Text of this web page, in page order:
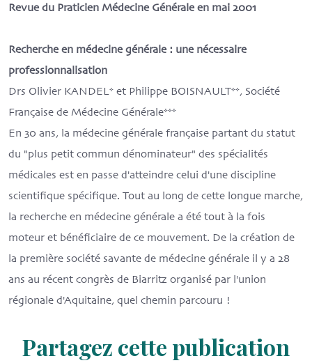
Revue du Praticien Médecine Générale en mai 2001
Recherche en médecine générale : une nécessaire
professionnalisation
Drs Olivier KANDEL* et Philippe BOISNAULT**, Société
Française de Médecine Générale***
En 30 ans, la médecine générale française partant du statut
du "plus petit commun dénominateur" des spécialités
médicales est en passe d'atteindre celui d'une discipline
scientifique spécifique. Tout au long de cette longue marche,
la recherche en médecine générale a été tout à la fois
moteur et bénéficiaire de ce mouvement. De la création de
la première société savante de médecine générale il y a 28
ans au récent congrès de Biarritz organisé par l'union
régionale d'Aquitaine, quel chemin parcouru !
Partagez cette publication